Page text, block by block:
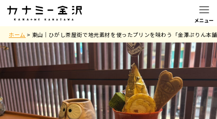
ホーム > 東山｜ひがし茶屋街で地元素材を使ったプリンを味わう「金澤ぷりん本